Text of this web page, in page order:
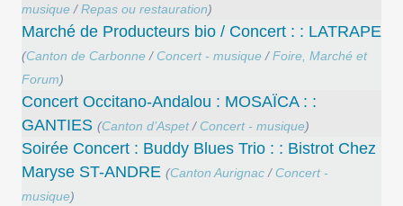
musique /Repas ou restauration)
Marché de Producteurs bio / Concert : : LATRAPE
(Canton de Carbonne / Concert - musique /Foire, Marché et
Forum)
Concert Occitano-Andalou : MOSAÏCA : :
GANTIES (Canton d’Aspet/ Concert - musique)
Soirée Concert : Buddy Blues Trio : : Bistrot Chez
Maryse ST-ANDRE (Canton Aurignac / Concert -
musique)